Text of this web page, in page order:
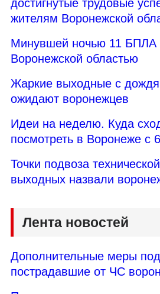
достигнутые трудовые
жителям Воронежской
Минувшей ночью 11 БПЛА
Воронежской областью
Жаркие выходные с
ожидают воронежцев
Идеи на неделю. Куда
посмотреть в Воронеже с
Точки подвоза
выходных назвали
Лента новостей
Дополнительные меры
пострадавшие от ЧС